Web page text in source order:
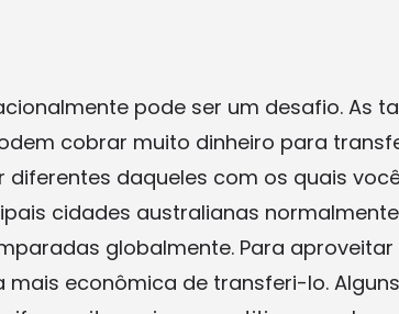
pode ser um desafio. As
cobrar muito dinheiro para
daqueles com os quais
cidades australianas
globalmente. Para
mais econômica de transferi-lo.